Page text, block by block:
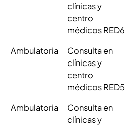
clínicas y
centro
médicos RED6
Ambulatoria
Consulta en
clínicas y
centro
médicos RED5
Ambulatoria
Consulta en
clínicas y